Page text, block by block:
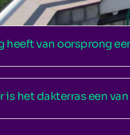
heeft van oorsprong
is het dakterras een